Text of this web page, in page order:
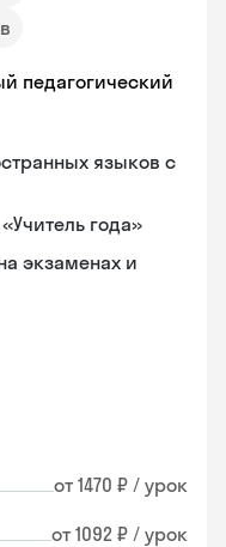
педагогический
языков с
года»
экзаменах и
от 1470 ₽ / урок
от 1092 ₽ / урок